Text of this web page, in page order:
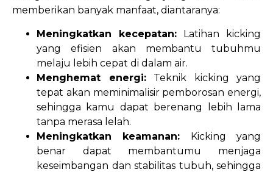
memberikan banyak manfaat, diantaranya:
Meningkatkan kecepatan: Latihan kicking
yang efisien akan membantu tubuhmu
melaju lebih cepat di dalam air.
Menghemat energi:Teknik kicking yang
tepat akan meminimalisir pemborosan energi,
sehingga kamu dapat berenang lebih lama
tanpa merasa lelah.
Meningkatkan keamanan: Kicking yang
benar dapat membantumu menjaga
keseimbangan dan stabilitas tubuh, sehingga